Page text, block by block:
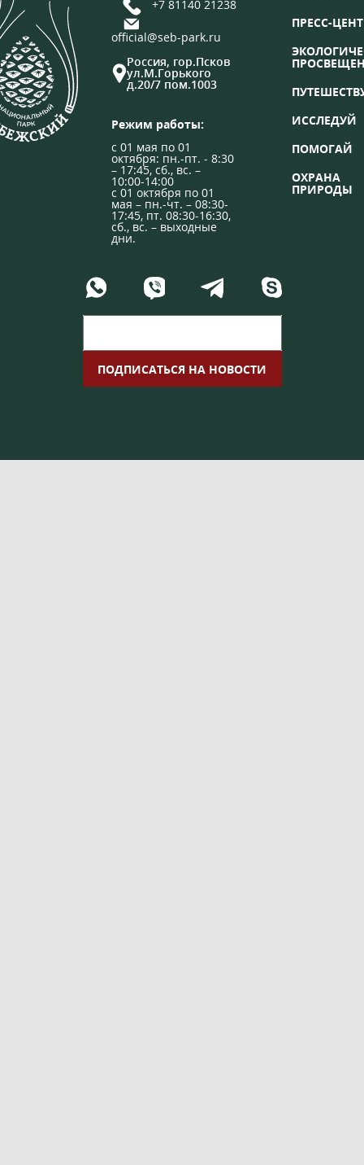
+7 81140 21238
official@seb-park.ru
Россия, гор.Псков
ул.М.Горького
д.20/7 пом.1003
Режим работы:
с 01 мая по 01
октября: пн.-пт. - 8:30
– 17:45, сб., вс. –
10:00-14:00
с 01 октября по 01
мая – пн.-чт. – 08:30-
17:45, пт. 08:30-16:30,
сб., вс. – выходные
дни.
ПРЕСС-
ИССЛЕДУЙ
ПОМОГАЙ
ОХРАНА
ПРИРОДЫ